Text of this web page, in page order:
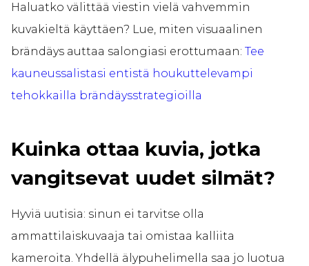
Haluatko välittää viestin vielä vahvemmin
kuvakieltä käyttäen? Lue, miten visuaalinen
brändäys auttaa salongiasi erottumaan: Tee
kauneussalistasi entistä houkuttelevampi
tehokkailla brändäysstrategioilla
Kuinka ottaa kuvia, jotka
vangitsevat uudet silmät?
Hyviä uutisia: sinun ei tarvitse olla
ammattilaiskuvaaja tai omistaa kalliita
kameroita. Yhdellä älypuhelimella saa jo luotua